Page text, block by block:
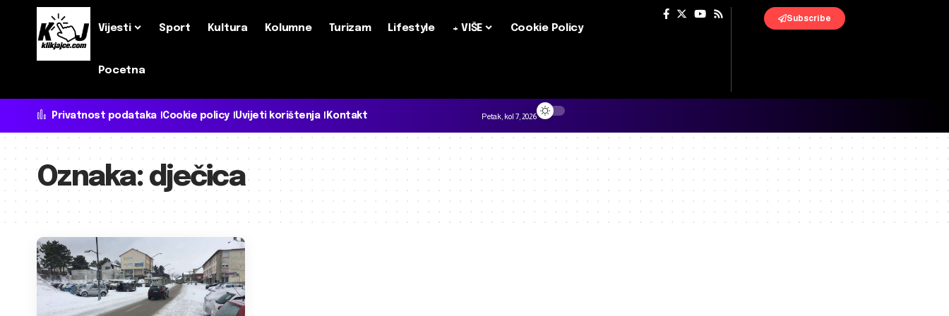
Vijesti Sport Kultura Kolumne Turizam Lifestyle + VIŠE Cookie Policy
Pocetna
Subscribe
Privatnost podataka Cookie policy Uvijeti korištenja Kontakt Petak, kol 7, 2026
Oznaka: dječica